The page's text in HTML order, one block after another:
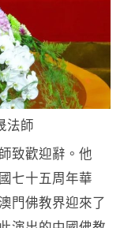
法師
致歡迎辭。他
七十五周年華
門佛教界迎來了